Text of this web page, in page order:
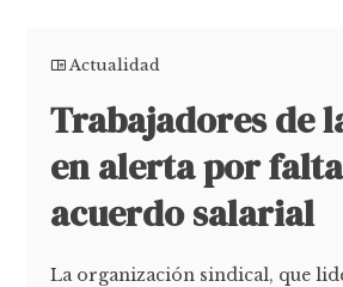
Actualidad
Trabajadores de
en alerta por
acuerdo salarial
La organización sindical, que